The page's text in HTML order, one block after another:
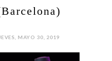
MAYO 30, 2019